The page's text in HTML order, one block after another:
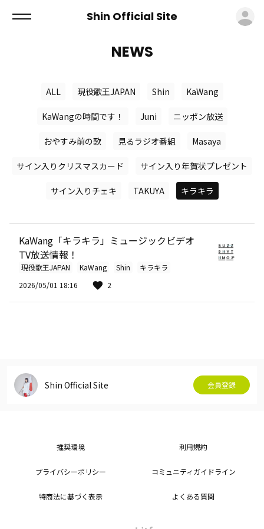
Shin Official Site
NEWS
ALL 現役歌王JAPAN Shin KaWang
KaWangの時間です！ Juni ニッポン放送
おやすみ前の歌 見るラジオ番組 Masaya
サイン入りクリスマスカード サイン入り年賀状プレゼント
サイン入りチェキ TAKUYA キラキラ
KaWang「キラキラ」ミュージックビデオ
TV放送情報！
現役歌王JAPAN KaWang Shin
キラキラ
2026/05/01 18:16
2
Shin Official Site 会員登録
推奨環境 利用規約
プライバシーポリシー コミュニティガイドライン
特商法に基づく表示 よくある質問